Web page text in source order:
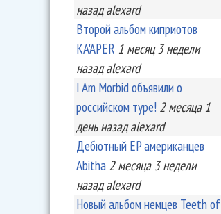
назад alexard
Второй альбом киприотов
KA'APER 1 месяц 3 недели
назад alexard
I Am Morbid объявили о
российском туре! 2 месяца 1
деньназад alexard
Дебютный EP американцев
Abitha 2 месяца 3 недели
назад alexard
Новый альбом немцев Teeth of